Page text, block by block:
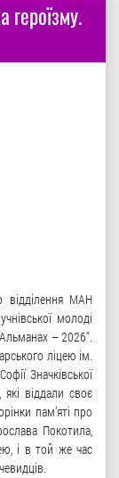
героїзму.
відділення МАН
молоді
– 2026".
ліцею ім.
Значківської
віддали своє
пам’яті про
Покотила,
і в той же час